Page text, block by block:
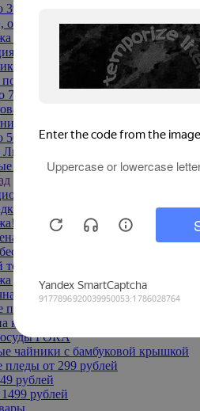
обувницы
текстиля до -50%
до -70%
129 руб
цены
500 руб
товары
товары
20% по промокоду
Ульяновск до -70%
доставкой
до -50%
посуда
ковры
FORA
чайники с бамбуковой крышкой
от 299 рублей
рублей
рублей